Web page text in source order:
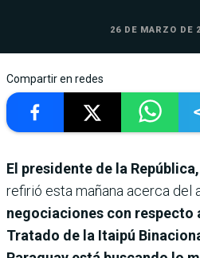
26 DE MARZO DE
Compartir en redes
El presidente de la
refirió esta mañana acerca del
negociaciones con respecto
Tratado de la Itaipú